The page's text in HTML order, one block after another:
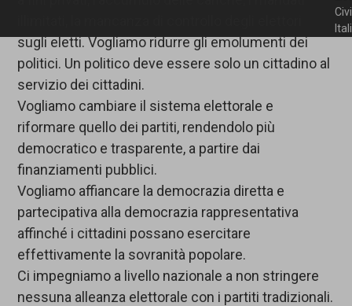
sugli eletti. Vogliamo ridurre gli emolumenti dei
politici. Un politico deve essere solo un cittadino al
servizio dei cittadini.
Vogliamo cambiare il sistema elettorale e
riformare quello dei partiti, rendendolo più
democratico e trasparente, a partire dai
finanziamenti pubblici.
Vogliamo affiancare la democrazia diretta e
partecipativa alla democrazia rappresentativa
affinché i cittadini possano esercitare
effettivamente la sovranità popolare.
Ci impegniamo a livello nazionale a non stringere
nessuna alleanza elettorale con i partiti tradizionali.